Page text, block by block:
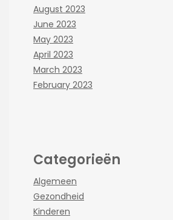
August 2023
June 2023
May 2023
April 2023
March 2023
February 2023
Categorieën
Algemeen
Gezondheid
Kinderen